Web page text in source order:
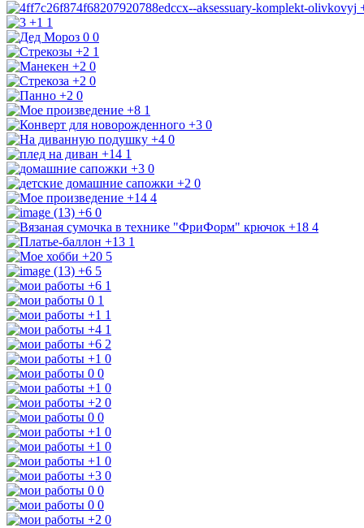
+1 1
0 0
+2 1
+2 0
+2 0
+2 0
+8 1
+3 0
+4 0
+14 1
+3 0
+2 0
+14 4
+6 0
+18 4
+13 1
+20 5
+6 5
+6 1
0 1
+1 1
+4 1
+6 2
+1 0
0 0
+1 0
+2 0
0 0
+1 0
+1 0
+1 0
+3 0
0 0
0 0
+2 0